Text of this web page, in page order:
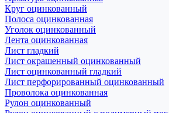
Круг оцинкованный
Полоса оцинкованная
Уголок оцинкованный
Лента оцинкованная
Лист гладкий
Лист окрашенный оцинкованный
Лист оцинкованный гладкий
Лист перфорированный оцинкованный
Проволока оцинкованная
Рулон оцинкованный